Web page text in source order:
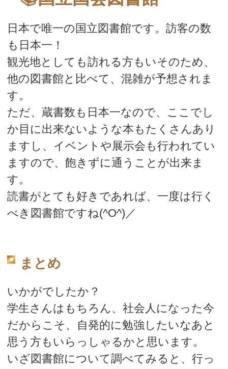
日本で唯一の国立図書館です。訪客の数
も日本一！
観光地としても訪れる方もいそのため、
他の図書館と比べて、混雑が予想されま
す。
ただ、蔵書数も日本一なので、ここでし
か目に出来ないような本もたくさんあり
ますし、イベントや展示会も行われてい
ますので、飽きずに通うことが出来ま
す。
読書がとても好きであれば、一度は行く
べき図書館ですね(^O^)／
まとめ
いかがでしたか？
学生さんはもちろん、社会人になった今
だからこそ、自発的に勉強したいなあと
思う方もいらっしゃるかと思います。
いざ図書館について調べてみると、行っ